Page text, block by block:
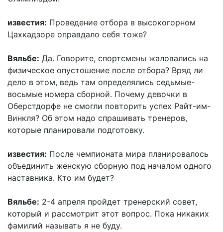
известия: Проведение отбора в высокогорном
Цахкадзоре оправдало себя тоже?
Вяльбе: Да. Говорите, спортсмены жаловались на
физическое опустошение после отбора? Вряд ли
дело в этом, ведь там определялись седьмые-
восьмые номера сборной. Почему девочки в
Оберстдорфе не смогли повторить успех Райт-им-
Винкля? Об этом надо спрашивать тренеров,
которые планировали подготовку.
известия: После чемпионата мира планировалось
объединить женскую сборную под началом одного
наставника. Кто им будет?
Вяльбе: 2-4 апреля пройдет тренерский совет,
который и рассмотрит этот вопрос. Пока никаких
фамилий называть я не буду.